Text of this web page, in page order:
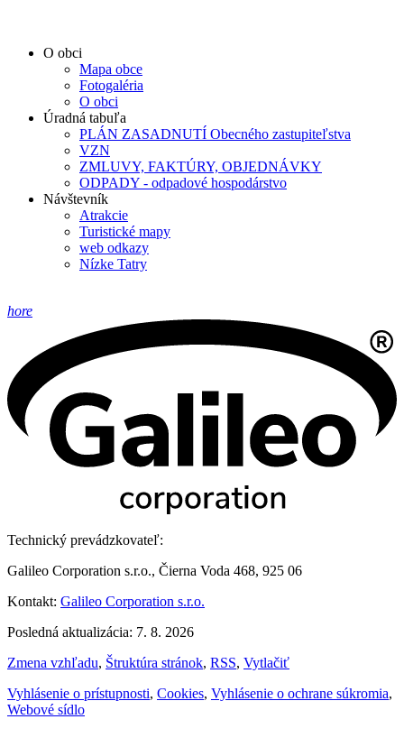
O obci
Mapa obce
Fotogaléria
O obci
Úradná tabuľa
PLÁN ZASADNUTÍ Obecného zastupiteľstva
VZN
ZMLUVY, FAKTÚRY, OBJEDNÁVKY
ODPADY - odpadové hospodárstvo
Návštevník
Atrakcie
Turistické mapy
web odkazy
Nízke Tatry
hore
Technický prevádzkovateľ:
Galileo Corporation s.r.o., Čierna Voda 468, 925 06
Kontakt: Galileo Corporation s.r.o.
Posledná aktualizácia: 7. 8. 2026
Zmena vzhľadu, Štruktúra stránok, RSS, Vytlačiť
Vyhlásenie o prístupnosti, Cookies, Vyhlásenie o ochrane súkromia,
Webové sídlo